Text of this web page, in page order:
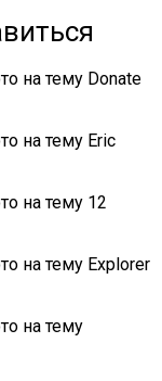
на тему Donate
на тему Eric
на тему 12
на тему Explorer
на тему